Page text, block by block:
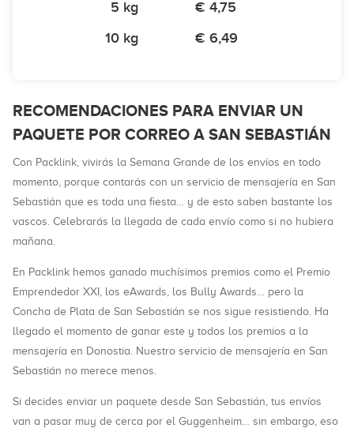
5 kg
€ 4,75
10 kg
€ 6,49
RECOMENDACIONES PARA ENVIAR UN
PAQUETE POR CORREO A SAN SEBASTIÁN
Con Packlink, vivirás la Semana Grande de los envíos en todo
momento, porque contarás con un servicio de mensajería en San
Sebastián que es toda una fiesta… y de esto saben bastante los
vascos. Celebrarás la llegada de cada envío como si no hubiera
mañana.
En Packlink hemos ganado muchísimos premios como el Premio
Emprendedor XXI, los eAwards, los Bully Awards… pero la
Concha de Plata de San Sebastián se nos sigue resistiendo. Ha
llegado el momento de ganar este y todos los premios a la
mensajería en Donostia. Nuestro servicio de mensajería en San
Sebastián no merece menos.
Si decides enviar un paquete desde San Sebastián, tus envíos
van a pasar muy de cerca por el Guggenheim… sin embargo, eso